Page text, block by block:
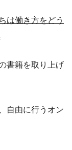
は働き方をどう
書籍を取り上げ
自由に行うオン